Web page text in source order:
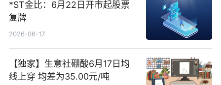
*ST金比：6月22日开市起股票
复牌
2026-06-17
【独家】生意社硼酸6月17日均
线上穿 均差为35.00元/吨